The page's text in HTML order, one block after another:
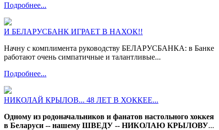
Подробнее...
И БЕЛАРУСБАНК ИГРАЕТ В НАХОК!!
Начну с комплимента руководству БЕЛАРУСБАНКА: в Банке
работают очень симпатичные и талантливые...
Подробнее...
НИКОЛАЙ КРЫЛОВ... 48 ЛЕТ В ХОККЕЕ...
Одному из родоначальников и фанатов настольного хоккея
в Беларуси -- нашему ШВЕДУ -- НИКОЛАЮ КРЫЛОВУ...